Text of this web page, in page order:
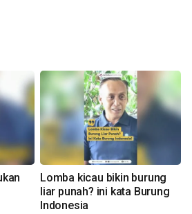
Lomba kicau bikin burung
liar punah? ini kata Burung
Indonesia